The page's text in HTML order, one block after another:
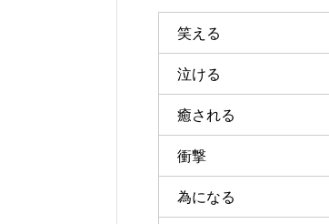
笑える
泣ける
癒される
衝撃
為になる